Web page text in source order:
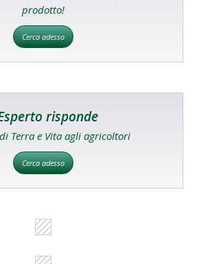
prodotto!
Cerca adesso
risponde
Terra e Vita agli agricoltori
Cerca adesso